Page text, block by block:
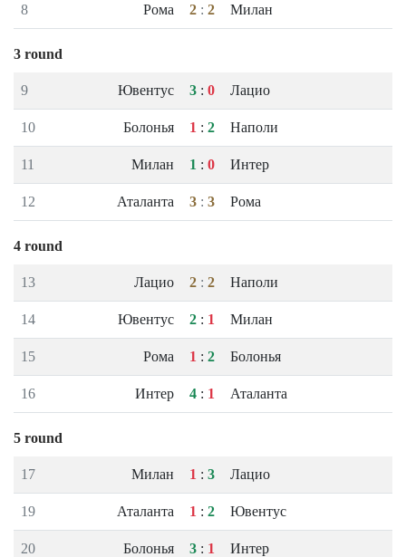
8 Рома 2 : 2 Милан
3 round
9 Ювентус 3 : 0 Лацио
10 Болонья 1 : 2 Наполи
11 Милан 1 : 0 Интер
12 Аталанта 3 : 3 Рома
4 round
13 Лацио 2 : 2 Наполи
14 Ювентус 2 : 1 Милан
15 Рома 1 : 2 Болонья
16 Интер 4 : 1 Аталанта
5 round
17 Милан 1 : 3 Лацио
19 Аталанта 1 : 2 Ювентус
20 Болонья 3 : 1 Интер